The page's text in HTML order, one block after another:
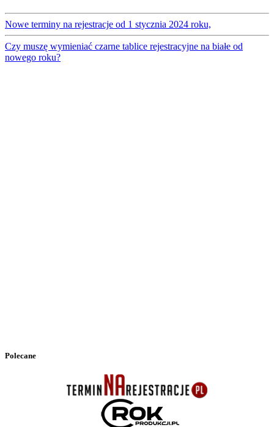
Nowe terminy na rejestracje od 1 stycznia 2024 roku,
Czy muszę wymieniać czarne tablice rejestracyjne na białe od
nowego roku?
Polecane